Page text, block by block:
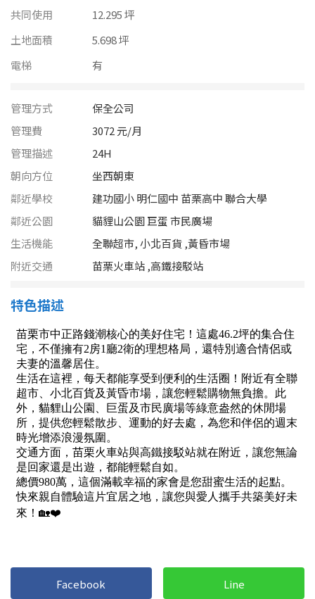
嘉義市
嘉義縣
高雄市
澎湖縣
屏東縣
台東縣
20~30 坪
80坪以上
~
樓層
不拘
地下室
5~10樓 11~20樓
21樓以上
~ 樓
格局
不拘
4房
共同使用
12.295 坪
土地面積
5.698 坪
電梯
有
管理方式
保全公司
管理費
3072 元/月
管理描述
24H
朝向方位
坐西朝東
鄰近學校
建功國小 明仁國中 苗栗高中 聯合大學
鄰近公園
貓貍山公園 巨蛋 市民廣場
生活機能
全聯超市, 小北百貨 ,黃昏市場
附近交通
苗栗火車站 ,高鐵接駁站
特色描述
Facebook Line